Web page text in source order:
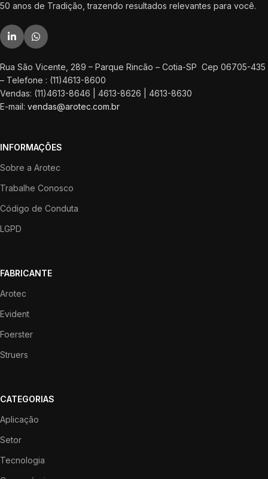
50 anos de Tradição, trazendo resultados relevantes para você.
Rua São Vicente, 289 – Parque Rincão – Cotia-SP Cep 06705-435
– Telefone : (11)4613-8600
Vendas: (11)4613-8646 | 4613-8626 | 4613-8630
E-mail: vendas@arotec.com.br
INFORMAÇÕES
Sobre a Arotec
Trabalhe Conosco
Código de Conduta
LGPD
FABRICANTE
Arotec
Evident
Foerster
Struers
CATEGORIAS
Aplicação
Setor
Tecnologia